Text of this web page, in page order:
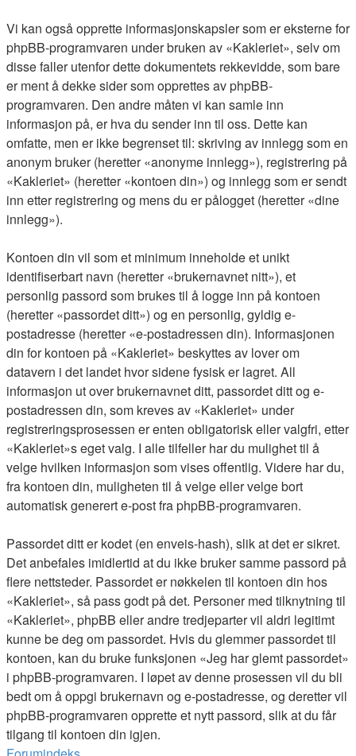
Vi kan også opprette informasjonskapsler som er eksterne for
phpBB-programvaren under bruken av «Kakleriet», selv om
disse faller utenfor dette dokumentets rekkevidde, som bare
er ment å dekke sider som opprettes av phpBB-
programvaren. Den andre måten vi kan samle inn
informasjon på, er hva du sender inn til oss. Dette kan
omfatte, men er ikke begrenset til: skriving av innlegg som en
anonym bruker (heretter «anonyme innlegg»), registrering på
«Kakleriet» (heretter «kontoen din») og innlegg som er sendt
inn etter registrering og mens du er pålogget (heretter «dine
innlegg»).
Kontoen din vil som et minimum inneholde et unikt
identifiserbart navn (heretter «brukernavnet nitt»), et
personlig passord som brukes til å logge inn på kontoen
(heretter «passordet ditt») og en personlig, gyldig e-
postadresse (heretter «e-postadressen din). Informasjonen
din for kontoen på «Kakleriet» beskyttes av lover om
datavern i det landet hvor sidene fysisk er lagret. All
informasjon ut over brukernavnet ditt, passordet ditt og e-
postadressen din, som kreves av «Kakleriet» under
registreringsprosessen er enten obligatorisk eller valgfri, etter
«Kakleriet»s eget valg. I alle tilfeller har du mulighet til å
velge hvilken informasjon som vises offentlig. Videre har du,
fra kontoen din, muligheten til å velge eller velge bort
automatisk generert e-post fra phpBB-programvaren.
Passordet ditt er kodet (en enveis-hash), slik at det er sikret.
Det anbefales imidlertid at du ikke bruker samme passord på
flere nettsteder. Passordet er nøkkelen til kontoen din hos
«Kakleriet», så pass godt på det. Personer med tilknytning til
«Kakleriet», phpBB eller andre tredjeparter vil aldri legitimt
kunne be deg om passordet. Hvis du glemmer passordet til
kontoen, kan du bruke funksjonen «Jeg har glemt passordet»
i phpBB-programvaren. I løpet av denne prosessen vil du bli
bedt om å oppgi brukernavn og e-postadresse, og deretter vil
phpBB-programvaren opprette et nytt passord, slik at du får
tilgang til kontoen din igjen.